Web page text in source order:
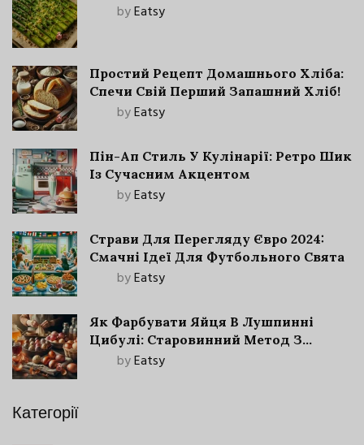
byEatsy
Простий Рецепт Домашнього Хліба:
Спечи Свій Перший Запашний Хліб!
byEatsy
Пін-Ап Стиль У Кулінарії: Ретро Шик
Із Сучасним Акцентом
byEatsy
Страви Для Перегляду Євро 2024:
Смачні Ідеї Для Футбольного Свята
byEatsy
Як Фарбувати Яйця В Лушпинні
Цибулі: Старовинний Метод З
Сучасними Нюансами
byEatsy
Категорії